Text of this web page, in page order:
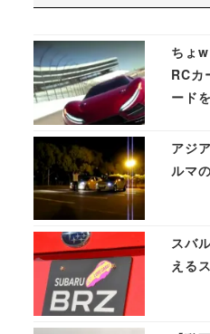
ちょ
RCカ
ード
アジ
ルマ
スバ
える